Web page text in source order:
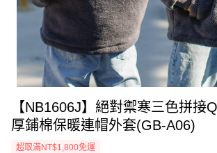
【NB1606J】絕對禦寒三色拼接
厚鋪棉保暖連帽外套(GB-A06)
超取滿NT$1,800免運